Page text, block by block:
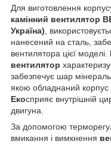
Для виготовлення
камінний вентилятор
Україна) ,
нанесений на сталь,
вентилятора цієї моделі.
вентилятор
забезпечує шар
якою обладнаний корпус
Екосприяє внутрішній
двигуна.
За допомогою
вмикання і вимкнення